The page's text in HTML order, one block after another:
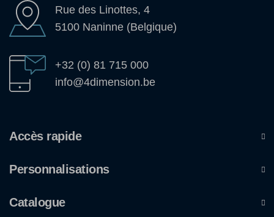
Rue des Linottes, 4
5100 Naninne (Belgique)
+32 (0) 81 715 000
info@4dimension.be
Accès rapide
Personnalisations
Catalogue